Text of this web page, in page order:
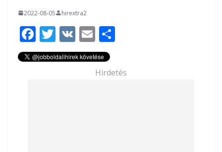
2022-08-05 hirextra2
F
ac
e
T
w
itt
V
K
E
m
ai
l
za
m
Hirdetés